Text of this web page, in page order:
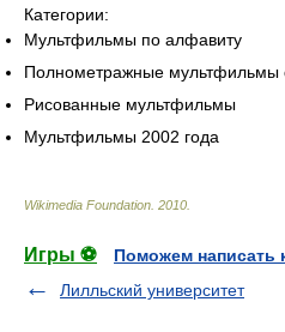
Категории:
Мультфильмы по алфавиту
Полнометражные мультфильмы
Рисованные мультфильмы
Мультфильмы 2002 года
Wikimedia Foundation 2010
Игры ⚽
Поможем написать
Лилльский университет